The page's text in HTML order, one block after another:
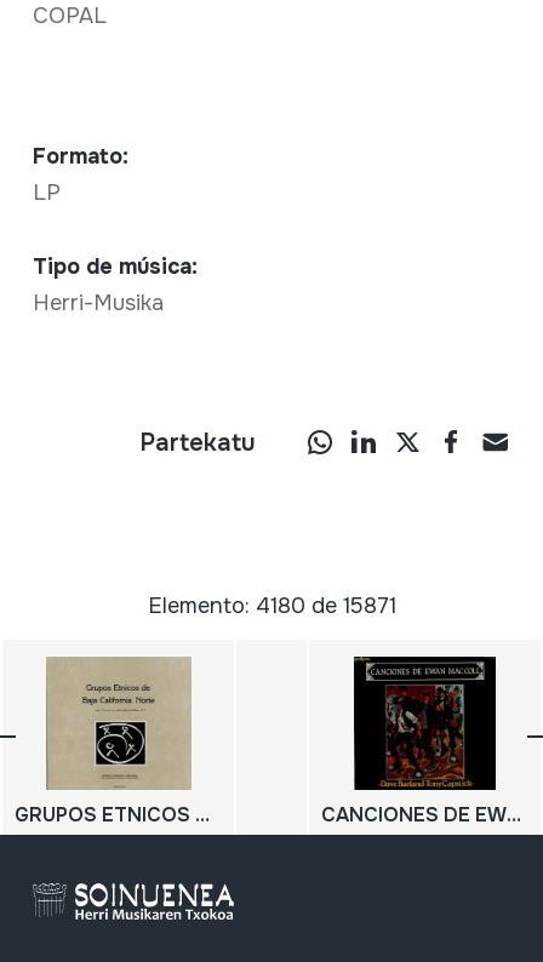
COPAL
Formato:
LP
Tipo de música:
Herri-Musika
Partekatu
Elemento: 4180 de 15871
GRUPOS ETNICOS DE BAJA CALIFORNIA NORTE CANCIONES DE EWAN MAC COLL